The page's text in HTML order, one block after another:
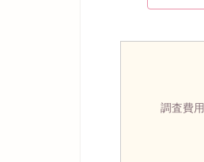
調査費用